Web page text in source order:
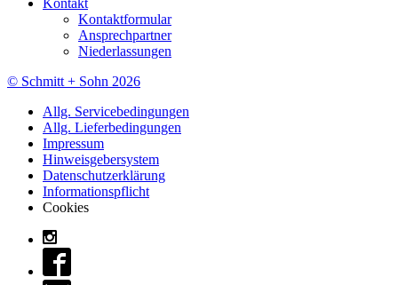
Kontaktformular
Ansprechpartner
Niederlassungen
© Schmitt + Sohn 2026
Allg. Servicebedingungen
Allg. Lieferbedingungen
Impressum
Hinweisgebersystem
Datenschutzerklärung
Informationspflicht
Cookies